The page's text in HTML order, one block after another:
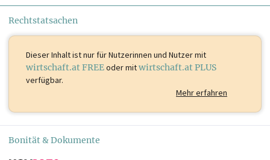
Rechtstatsachen
Dieser Inhalt istnur für Nutzerinnen und Nutzer mit
wirtschaft.at FREEoder mitwirtschaft.at PLUS
verfügbar.
Mehr erfahren
Bonität & Dokumente